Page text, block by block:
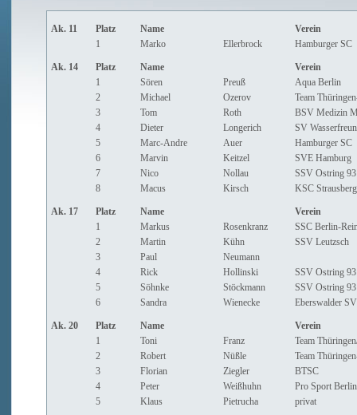
Ak. 11 Platz Name
Verein
1
Marko Ellerbrock Hamburger SC
Ak. 14 Platz Name
Verein
1
Sören Preuß
Aqua Berlin
2
Michael Ozerov
Team
3
Tom Roth
BSV Medizin
4
Dieter Longerich
SV
5
Marc-Andre Auer
Hamburger SC
6
Marvin Keitzel
SVE Hamburg
7
Nico Nollau
SSV Ostring 93
8
Macus Kirsch KSC
Ak. 17 Platz Name
Verein
1
Markus Rosenkranz
SSC Berlin-
2
Martin Kühn
SSV Leutzsch
3
Paul
Neumann
4
Rick Hollinski
SSV Ostring 93
5
Söhnke Stöckmann
SSV Ostring 93
6
Sandra Wienecke Eberswalder SV
Ak. 20 Platz Name
Verein
1
Toni Franz
Team
2
Robert Nüßle
Team
3
Florian Ziegler
BTSC
4
Peter Weißhuhn
Pro Sport
5
Klaus Pietrucha privat